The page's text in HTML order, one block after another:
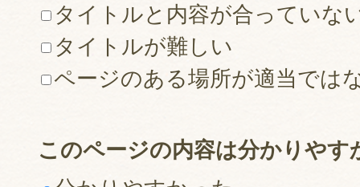
タイトルと内容が合っていな
タイトルが難しい
ページのある場所が適当では
このページの内容は分かりやす